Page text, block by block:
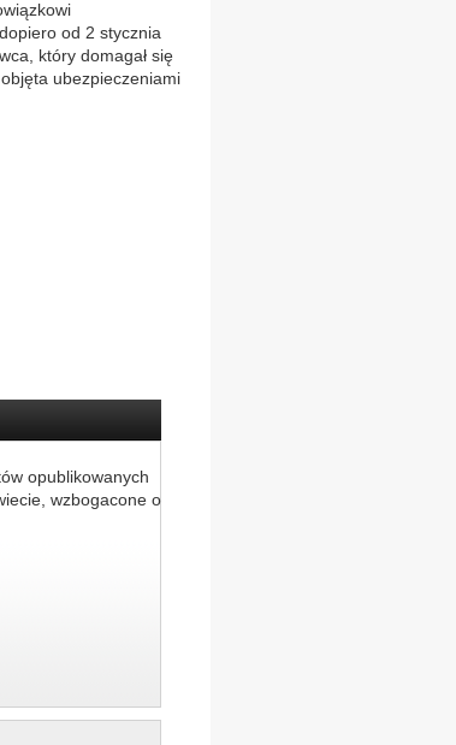
od 2 stycznia
który domagał się
ubezpieczeniami
opublikowanych
wzbogacone o